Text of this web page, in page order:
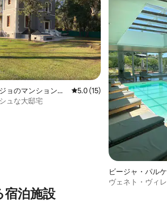
つ星の平均評価
ョのマンション・
レビュー15件、5つ星中5.0
5.0 (15)
ュな大邸宅
ビージャ・パル
マンション・ア
ヴェネト・ヴィ
泊施設